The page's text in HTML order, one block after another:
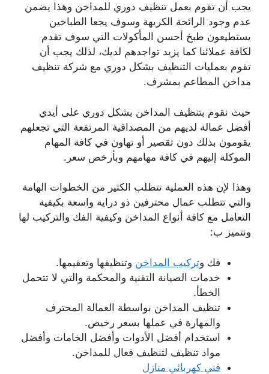
يجب أن تقوم بعمل تنظيف دوري للمداخن وهذا يضمن
عدم وجود الرائحة الكريهة وسوف يجعا الطباخين
يستطيعون طبخ أحسن المأكولات التي سوف تقدم
لكافة عملائنا كما يزيد تواجدهم لديك، لذلك يجب أن
تقوم بعمليات التنظيف بشكل دوري مع شركة تنظيف
مداخن المطاعم بمشرف.
حيث نقوم بتنظيف المداخن بشكل دوري على أيدي
أفضل عمالة لديهم من المصداقية المرتفعة التي تجعلهم
يقومون بذلك دون تقصير أو تهاون في كافة المهام
الموكلة إليهم في كافة مهامهم وبأرخص سعر.
وهذا لإن هذه العملية تتطلب الكثير من الخطوات الهامة
والتي تتطلب عمال محترفين ذو دراية واسعة بكيفية
التعامل مع كافة أنواع المداخن وكيفية الفك والتركيب لها
ونتميز ب:
فك وتركيب المداخن وتنظيفها وتعقيمها.
خدمات الصيانة التقنية والمحكمة والتي لا تتحمل
الخطأ.
تنظيف المداخن بواسطة العمالة المحترف
والمهارة في عملها بسعر رخيص.
استخدام أفضل الأدوات وأفضل الخامات وأفضل
مواد تنظيف لتنظيف فعال للمداخن.
فني كهربائي منازل